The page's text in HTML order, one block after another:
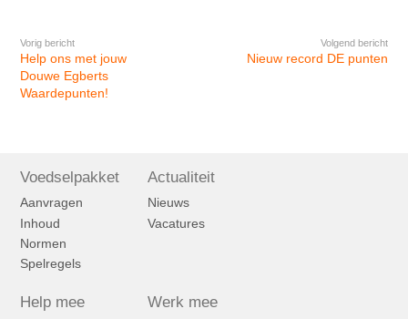
Vorig bericht
Help ons met jouw
Douwe Egberts
Waardepunten!
Volgend bericht
Nieuw record DE punten
Voedselpakket
Aanvragen
Inhoud
Normen
Spelregels
Actualiteit
Nieuws
Vacatures
Help mee Werk mee